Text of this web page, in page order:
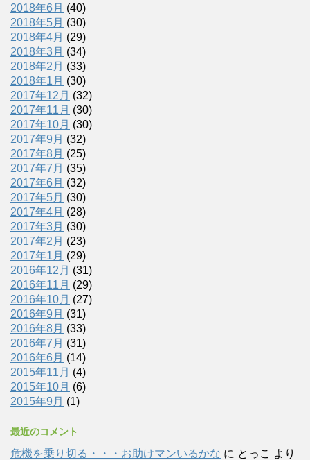
2018年6月 (40)
2018年5月 (30)
2018年4月 (29)
2018年3月 (34)
2018年2月 (33)
2018年1月 (30)
2017年12月 (32)
2017年11月 (30)
2017年10月 (30)
2017年9月 (32)
2017年8月 (25)
2017年7月 (35)
2017年6月 (32)
2017年5月 (30)
2017年4月 (28)
2017年3月 (30)
2017年2月 (23)
2017年1月 (29)
2016年12月 (31)
2016年11月 (29)
2016年10月 (27)
2016年9月 (31)
2016年8月 (33)
2016年7月 (31)
2016年6月 (14)
2015年11月 (4)
2015年10月 (6)
2015年9月 (1)
最近のコメント
危機を乗り切る・・・お助けマンいるかな に とっこ より